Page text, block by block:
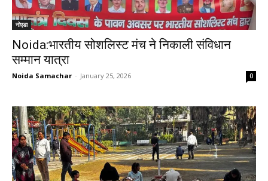
नोएडा
Noida:भारतीय सोशलिस्ट मंच ने निकाली संविधान
सम्मान यात्रा
Noida Samachar - January 25, 2026 0